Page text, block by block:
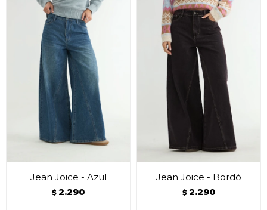
Jean Joice - Azul
$ 2.290
Jean Joice - Bordó
$ 2.290